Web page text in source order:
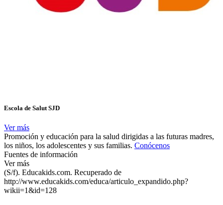
Escola de Salut SJD
Ver más
Promoción y educación para la salud dirigidas a las futuras madres,
los niños, los adolescentes y sus familias. Conócenos
Fuentes de información
Ver más
(S/f). Educakids.com. Recuperado de
http://www.educakids.com/educa/articulo_expandido.php?
wikii=1&id=128